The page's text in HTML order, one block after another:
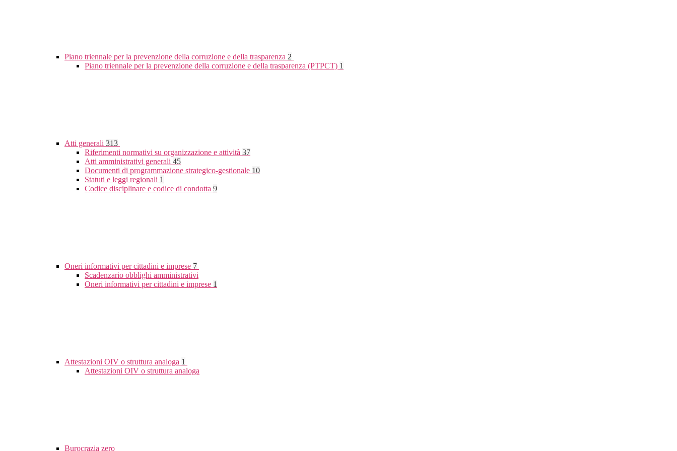
Piano triennale per la prevenzione della corruzione e della trasparenza 2
Piano triennale per la prevenzione della corruzione e della trasparenza (PTPCT) 1
Atti generali 313
Riferimenti normativi su organizzazione e attività 37
Atti amministrativi generali 45
Documenti di programmazione strategico-gestionale 10
Statuti e leggi regionali 1
Codice disciplinare e codice di condotta 9
Oneri informativi per cittadini e imprese 7
Scadenzario obblighi amministrativi
Oneri informativi per cittadini e imprese 1
Attestazioni OIV o struttura analoga 1
Attestazioni OIV o struttura analoga
Burocrazia zero